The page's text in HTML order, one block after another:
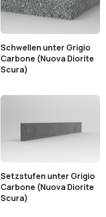
Schwellen unter Grigio
Carbone (Nuova Diorite
Scura)
Setzstufen unter Grigio
Carbone (Nuova Diorite
Scura)